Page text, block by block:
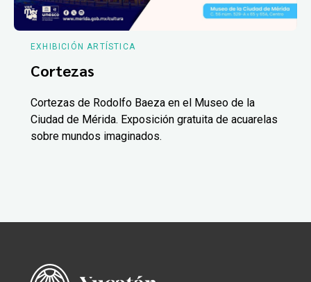
EXHIBICIÓN ARTÍSTICA
Cortezas
Cortezas de Rodolfo Baeza en el Museo de la
Ciudad de Mérida. Exposición gratuita de acuarelas
sobre mundos imaginados.